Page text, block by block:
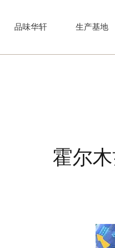
品味华轩 生产基地
霍尔